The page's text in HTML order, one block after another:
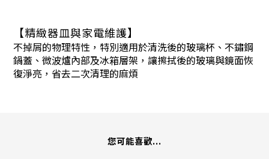
【精緻器皿與家電維護】
不掉屑的物理特性，特別適用於清洗後的玻璃杯、不鏽鋼
鍋蓋、微波爐內部及冰箱層架，讓擦拭後的玻璃與鏡面恢
復淨亮，省去二次清理的麻煩
您可能喜歡...